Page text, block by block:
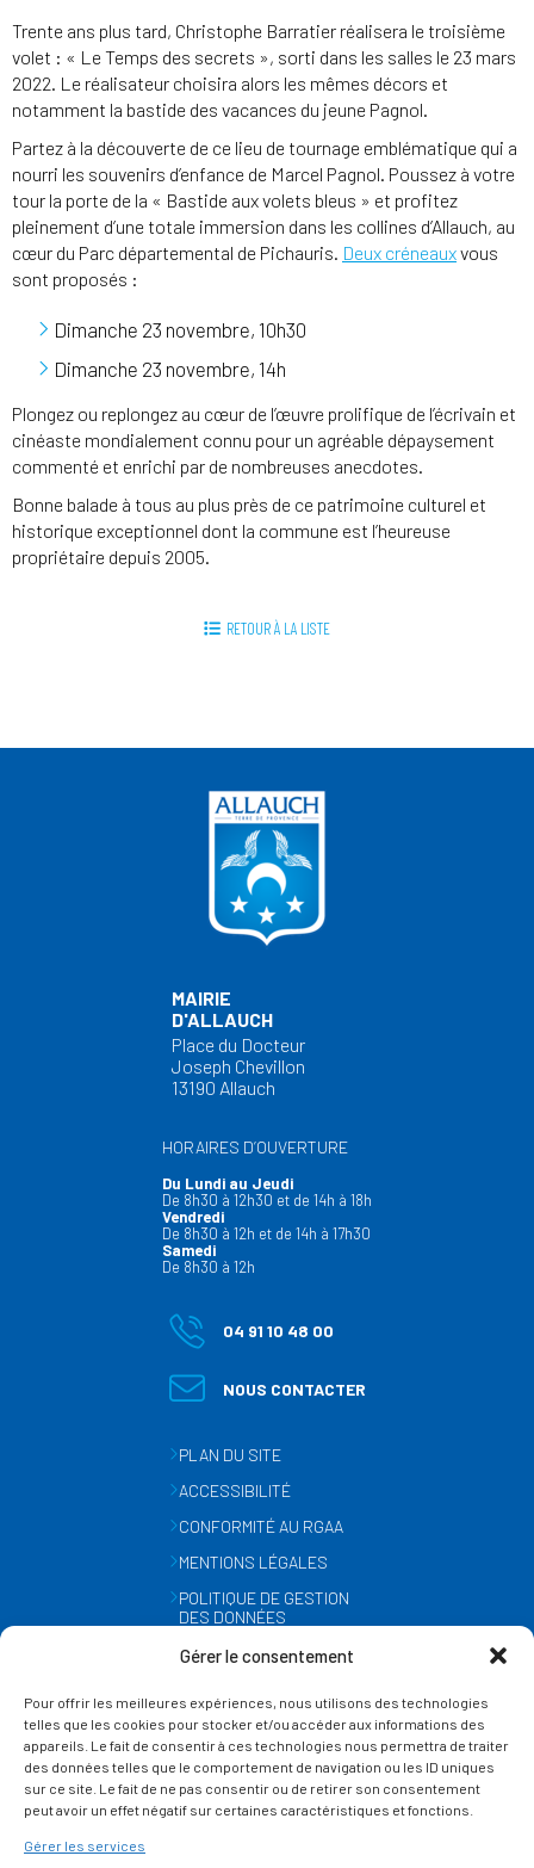
Gérer le consentement
Pour offrir les meilleures expériences, nous utilisons des technologies
telles que les cookies pour stocker et/ou accéder aux informations des
appareils. Le fait de consentir à ces technologies nous permettra de traiter
des données telles que le comportement de navigation ou les ID uniques
sur ce site. Le fait de ne pas consentir ou de retirer son consentement
peut avoir un effet négatif sur certaines caractéristiques et fonctions.
Gérer les services
Trente ans plus tard, Christophe Barratier réalisera le troisième
volet : « Le Temps des secrets », sorti dans les salles le 23 mars
2022. Le réalisateur choisira alors les mêmes décors et
notamment la bastide des vacances du jeune Pagnol.
Partez à la découverte de ce lieu de tournage emblématique qui a
nourri les souvenirs d’enfance de Marcel Pagnol. Poussez à votre
tour la porte de la « Bastide aux volets bleus » et profitez
pleinement d’une totale immersion dans les collines d’Allauch, au
cœur du Parc départemental de Pichauris. Deux créneauxvous
sont proposés :
Dimanche 23 novembre, 10h30
Dimanche 23 novembre, 14h
Plongez ou replongez au cœur de l’œuvre prolifique de l’écrivain et
cinéaste mondialement connu pour un agréable dépaysement
commenté et enrichi par de nombreuses anecdotes.
Bonne balade à tous au plus près de ce patrimoine culturel et
historique exceptionnel dont la commune est l’heureuse
propriétaire depuis 2005.
RETOUR À LA LISTE
MAIRIE
D'ALLAUCH
Place du Docteur
Joseph Chevillon
13190 Allauch
HORAIRES D’OUVERTURE
Du Lundi au Jeudi
De 8h30 à 12h30 et de 14h à 18h
Vendredi
De 8h30 à 12h et de 14h à 17h30
Samedi
De 8h30 à 12h
04 91 10 48 00
NOUS CONTACTER
PLAN DU SITE
ACCESSIBILITÉ
CONFORMITÉ AU RGAA
MENTIONS LÉGALES
POLITIQUE DE GESTION
DES DONNÉES
GESTION DES COOKIES
SUIVEZ-NOUS
SUR LES RÉSEAUX